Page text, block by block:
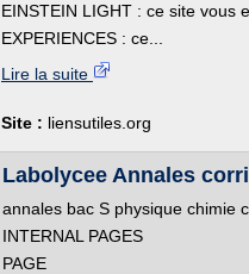
EINSTEIN LIGHT : ce site vous
EXPERIENCES : ce...
Lire la suite
Site : liensutiles.org
Labolycee Annales
annales bac S physique chimie
INTERNAL PAGES
PAGE